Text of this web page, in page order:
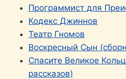
Программист для
Кодекс Джиннов
Театр Гномов
Воскресный Сын
Спасите Великое
рассказов)